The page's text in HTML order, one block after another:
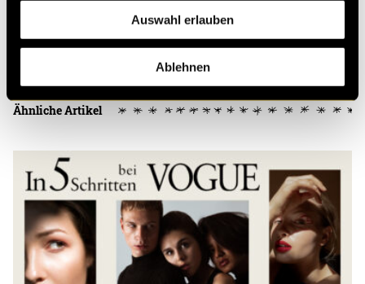
Auswahl erlauben
Ablehnen
Kritik
Ähnliche Artikel